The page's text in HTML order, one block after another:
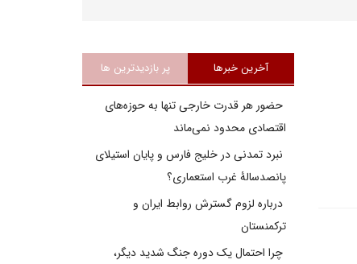
آخرین خبرها پر بازدیدترین ها
حضور هر قدرت خارجی تنها به حوزه‌های
اقتصادی محدود نمی‌ماند
نبرد تمدنی در خلیج فارس و پایان استیلای
پانصدسالۀ غرب استعماری؟
درباره لزوم گسترش روابط ایران و
ترکمنستان
چرا احتمال یک دوره جنگ شدید دیگر،